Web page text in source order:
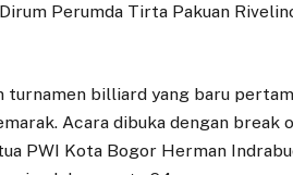
Perumda Tirta Pakuan
turnamen billiard yang baru
Acara dibuka dengan break
PWI Kota Bogor Herman